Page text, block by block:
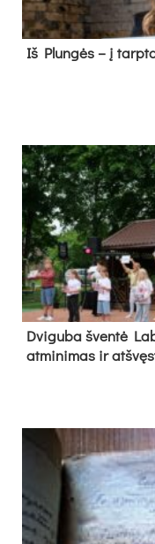
Iš Plungės – į
Dvi­gu­ba šven­tė
at­mi­ni­mas ir